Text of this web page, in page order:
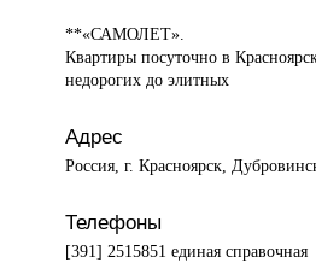
**«САМОЛЕТ».
Квартиры посуточно в
недорогих до элитных
Адрес
Россия, г. Красноярск,
Телефоны
[391] 2515851 единая справочная